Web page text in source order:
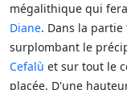
mégalithique qui
Diane. Dans la
surplombant le
Cefalù et sur tout le
placée. D'une